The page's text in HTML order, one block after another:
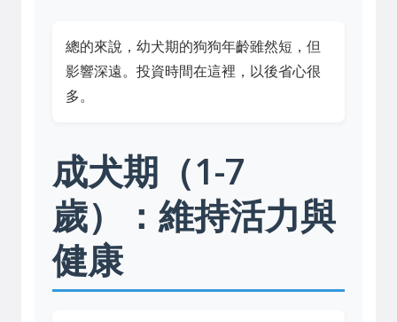
總的來說，幼犬期的狗狗年齡雖然短，但
影響深遠。投資時間在這裡，以後省心很
多。
成犬期（1-7
歲）：維持活力與
健康